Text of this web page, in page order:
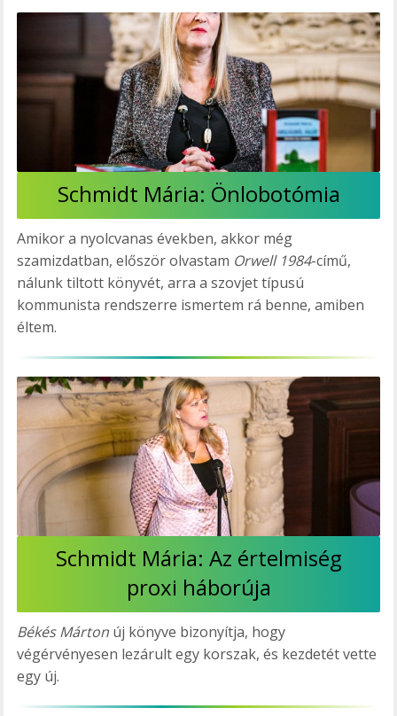
Schmidt Mária: Önlobotómia
Amikor a nyolcvanas években, akkor még
szamizdatban, először olvastam Orwell 1984-című,
nálunk tiltott könyvét, arra a szovjet típusú
kommunista rendszerre ismertem rá benne, amiben
éltem.
Schmidt Mária: Az értelmiség
proxi háborúja
Békés Márton új könyve bizonyítja, hogy
végérvényesen lezárult egy korszak, és kezdetét vette
egy új.